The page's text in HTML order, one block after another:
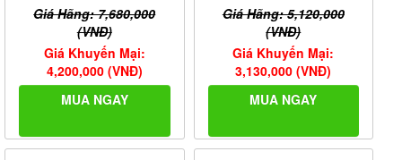
Giá Hãng: 7,680,000
(VNĐ)
Giá Khuyến Mại:
4,200,000 (VNĐ)
MUA NGAY
Giá Hãng: 5,120,000
(VNĐ)
Giá Khuyến Mại:
3,130,000 (VNĐ)
MUA NGAY